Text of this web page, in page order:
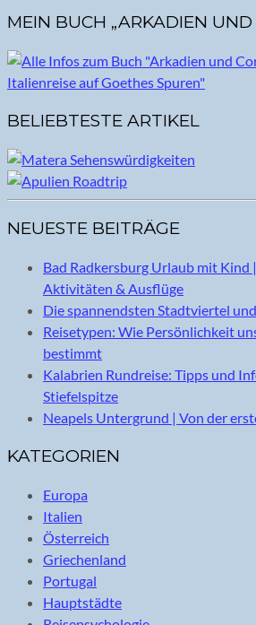
MEIN BUCH „ARKADIEN UND
BELIEBTESTE ARTIKEL
NEUESTE BEITRÄGE
Bad Radkersburg Urlaub mit Kind
Aktivitäten & Ausflüge
Die spannendsten Stadtviertel
Reisetypen: Wie Persönlichkeit
bestimmt
Kalabrien Rundreise: Tipps und
Stiefelspitze
Neapels Untergrund | Von der
KATEGORIEN
Europa
Italien
Österreich
Griechenland
Portugal
Hauptstädte